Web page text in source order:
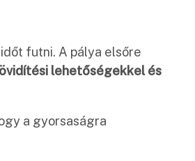
futni. A pálya elsőre
lehetőségekkel és
a gyorsaságra